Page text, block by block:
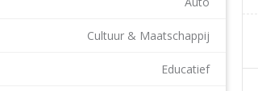
Cultuur & Maatschappij
Educatief